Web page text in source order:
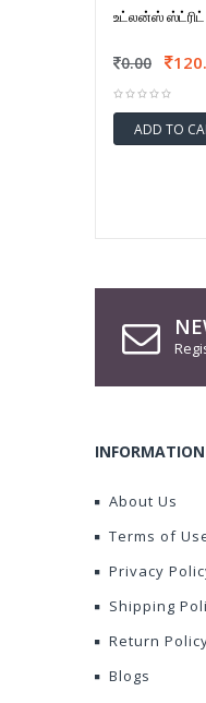
உட்லன்ஸ் ஸ்ட்ரிட்
0.00
ADD TO
INFORMATION
About Us
Terms of
Privacy
Shipping
Return
Blogs